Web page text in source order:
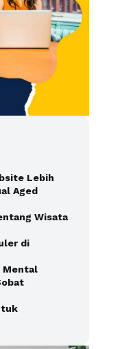
Lebih
Aged
Wisata
di
Mental